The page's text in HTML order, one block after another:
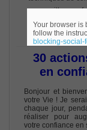
sans quitter son
30
en
Bonjour et
votre Vie ! Je
chaque jour,
réaliser pour
votre confiance en
Your browser is
follow the
blocking-social-